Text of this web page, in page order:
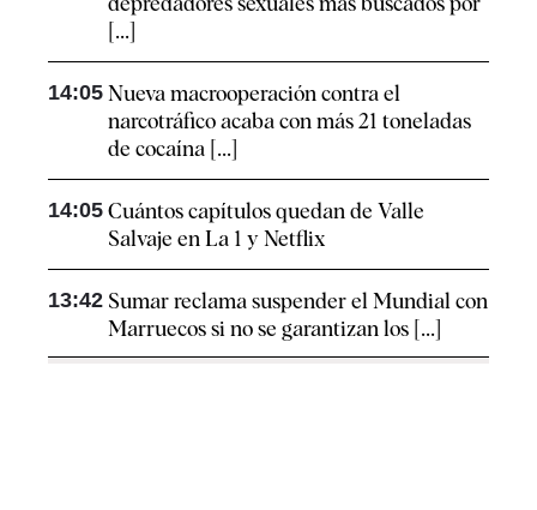
[...]
14:05 Nueva macrooperación contra el
narcotráfico acaba con más 21 toneladas
de cocaína [...]
14:05 Cuántos capítulos quedan de Valle
Salvaje en La 1 y Netflix
13:42 Sumar reclama suspender el Mundial con
Marruecos si no se garantizan los [...]